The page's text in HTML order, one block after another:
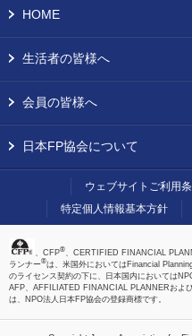
上へ
HOME
生活者の皆様へ
会員の皆様へ
日本FP協会について
ウェブサイトご利用
特定個人情報基本方針
、CFP® 、CERTIFIED FINANCIAL
ランナー®は、米国外においてはFinancial
のライセンス契約の下に、日本国内においては
AFP、AFFILIATED FINANCIAL PLANNERおよ
は、NPO法人日本FP協会の登録商標です。